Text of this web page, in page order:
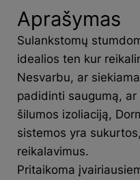
Aprašymas
Sulankstomų
idealios ten kur
Nesvarbu, ar
padidinti saugumą,
šilumos izoliaciją,
sistemos yra
reikalavimus.
Pritaikoma